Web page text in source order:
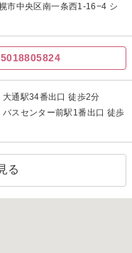
市中央区南一条西1-16−4 シ
通駅34番出口 徒歩2分
スセンター前駅1番出口 徒歩
る